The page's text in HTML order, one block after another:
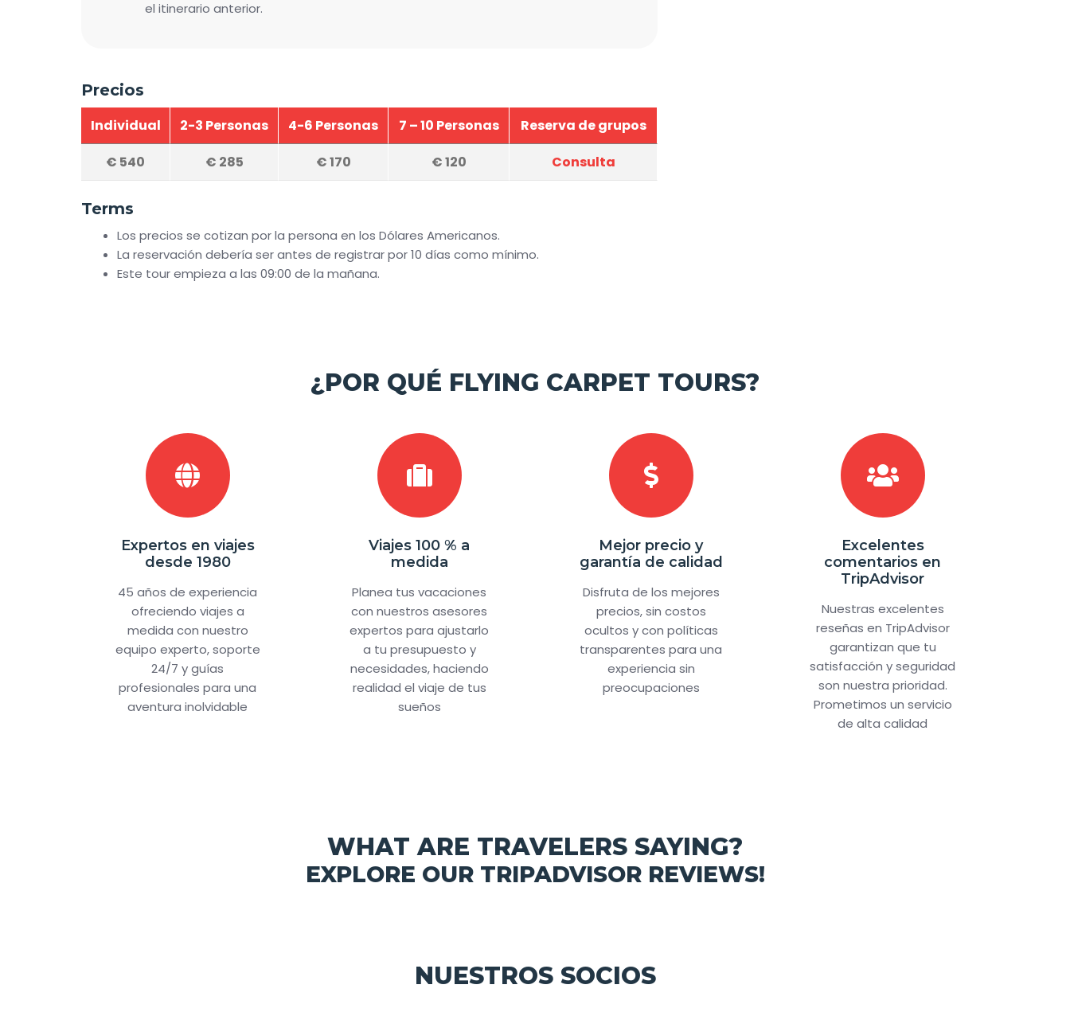
el itinerario anterior.
Precios
Individual 2-3 Personas 4-6 Personas 7 – 10 Personas
Reserva de grupos
€ 540 € 285 €170 €120 Consulta
Terms
Los precios se cotizan por la persona en los Dólares Americanos.
La reservación debería ser antes de registrar por 10 días como mínimo.
Este tour empieza a las 09:00 de la mañana.
¿POR QUÉ FLYING CARPET TOURS?
Expertos en viajes
desde 1980
45 años de experiencia
ofreciendo viajes a
medida con nuestro
equipo experto, soporte
24/7 y guías
profesionales para una
aventura inolvidable
Viajes 100 % a
medida
Planea tus vacaciones
con nuestros asesores
expertos para ajustarlo
a tu presupuesto y
necesidades, haciendo
realidad el viaje de tus
sueños
Mejor precio y
garantía de calidad
Disfruta de los mejores
precios, sin costos
ocultos y con políticas
transparentes para una
experiencia sin
preocupaciones
Excelentes
comentarios en
TripAdvisor
Nuestras excelentes
reseñas en TripAdvisor
garantizan que tu
satisfacción y seguridad
son nuestra prioridad.
Prometimos un servicio
de alta calidad
WHAT ARE TRAVELERS SAYING?
EXPLORE OUR TRIPADVISOR REVIEWS!
NUESTROS SOCIOS